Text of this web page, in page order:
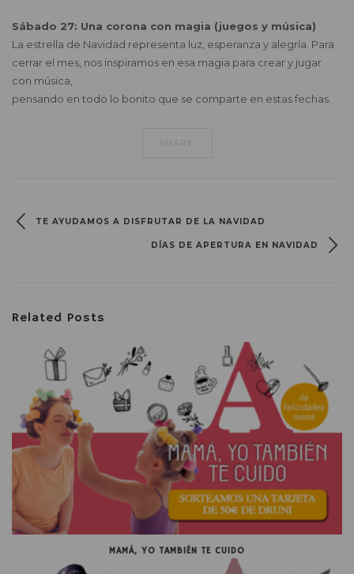
Sábado 27: Una corona con magia (juegos y música)
La estrella de Navidad representa luz, esperanza y alegría. Para
cerrar el mes, nos inspiramos en esa magia para crear y jugar
con música,
pensando en todo lo bonito que se comparte en estas fechas.
SHARE:
TE AYUDAMOS A DISFRUTAR DE LA NAVIDAD
DÍAS DE APERTURA EN NAVIDAD
Related Posts
MAMÁ, YO TAMBIÉN TE CUIDO